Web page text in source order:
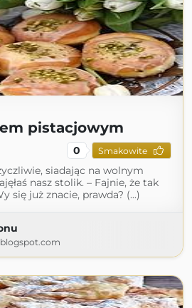
pistacjowym
0 Smakowite
siadając na wolnym
nasz stolik. – Fajnie, że tak
się już znacie, prawda? (...)